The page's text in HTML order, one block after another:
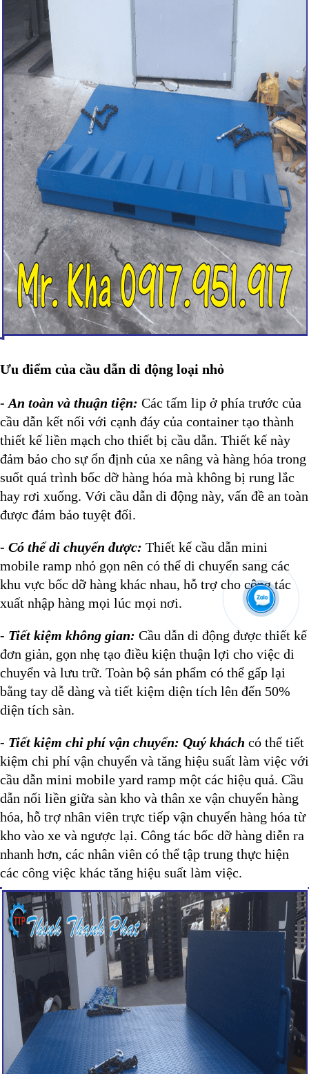
Ưu điểm của cầu dẫn di động loại nhỏ
- An toàn và thuận tiện: Các tấm lip ở phía trước của
cầu dẫn kết nối với cạnh đáy của container tạo thành
thiết kế liền mạch cho thiết bị cầu dẫn. Thiết kế này
đảm bảo cho sự ổn định của xe nâng và hàng hóa trong
suốt quá trình bốc dỡ hàng hóa mà không bị rung lắc
hay rơi xuống. Với cầu dẫn di động này, vấn đề an toàn
được đảm bảo tuyệt đối.
- Có thể di chuyển được: Thiết kế cầu dẫn mini
mobile ramp nhỏ gọn nên có thể di chuyển sang các
khu vực bốc dỡ hàng khác nhau, hỗ trợ cho công tác
xuất nhập hàng mọi lúc mọi nơi.
- Tiết kiệm không gian: Cầu dẫn di động được thiết kế
đơn giản, gọn nhẹ tạo điều kiện thuận lợi cho việc di
chuyển và lưu trữ. Toàn bộ sản phẩm có thể gấp lại
bằng tay dễ dàng và tiết kiệm diện tích lên đến 50%
diện tích sàn.
- Tiết kiệm chi phí vận chuyển: Quý khách có thể tiết
kiệm chi phí vận chuyển và tăng hiệu suất làm việc với
cầu dẫn mini mobile yard ramp một các hiệu quả. Cầu
dẫn nối liền giữa sàn kho và thân xe vận chuyển hàng
hóa, hỗ trợ nhân viên trực tiếp vận chuyển hàng hóa từ
kho vào xe và ngược lại. Công tác bốc dỡ hàng diễn ra
nhanh hơn, các nhân viên có thể tập trung thực hiện
các công việc khác tăng hiệu suất làm việc.